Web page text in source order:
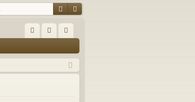
SucheErweiterte Suche
Q m
el
ist
rie